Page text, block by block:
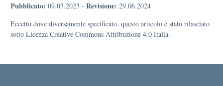
Pubblicato: 09.03.2023 - Revisione: 29.06.2024
Eccetto dove diversamente specificato, questo articolo è stato rilasciato
sotto Licenza Creative Commons Attribuzione 4.0 Italia.